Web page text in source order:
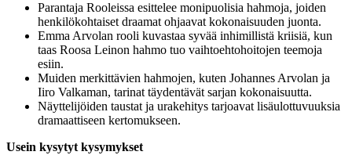
Parantaja Rooleissa esittelee monipuolisia hahmoja, joiden
henkilökohtaiset draamat ohjaavat kokonaisuuden juonta.
Emma Arvolan rooli kuvastaa syvää inhimillistä kriisiä, kun
taas Roosa Leinon hahmo tuo vaihtoehtohoitojen teemoja
esiin.
Muiden merkittävien hahmojen, kuten Johannes Arvolan ja
Iiro Valkaman, tarinat täydentävät sarjan kokonaisuutta.
Näyttelijöiden taustat ja urakehitys tarjoavat lisäulottuvuuksia
dramaattiseen kertomukseen.
Usein kysytyt kysymykset